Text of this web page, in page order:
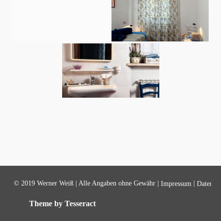
© 2019 Werner Weiß | Alle Angaben ohne Gewähr | Impressum
Theme by Tesseract